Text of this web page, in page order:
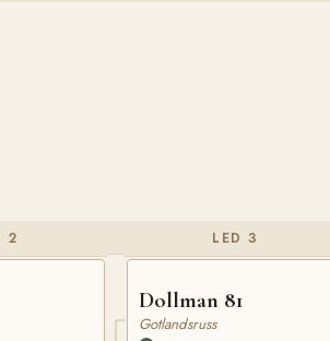
2 LED 3
Dollman 81
Gotlandsruss